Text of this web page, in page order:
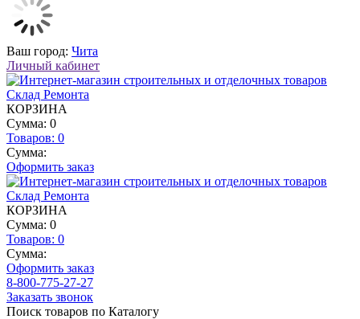
Ваш город: Чита
Личный кабинет
КОРЗИНА
Сумма: 0
Товаров: 0
Сумма:
Оформить заказ
КОРЗИНА
Сумма: 0
Товаров: 0
Сумма:
Оформить заказ
8-800-775-27-27
Заказать звонок
Поиск товаров по Каталогу